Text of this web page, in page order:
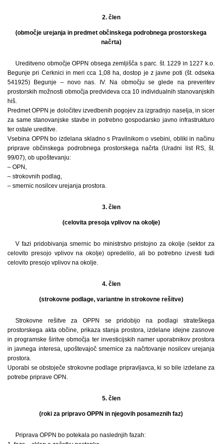
2. člen
(območje urejanja in predmet občinskega podrobnega prostorskega
načrta)
Ureditveno območje OPPN obsega zemljišča s parc. št. 1229 in 1227 k.o.
Begunje pri Cerknici in meri cca 1,08 ha, dostop je z javne poti (št. odseka
541925) Begunje – novo nas. IV. Na območju se glede na preveritev
prostorskih možnosti območja predvideva cca 10 individualnih stanovanjskih
hiš.
Predmet OPPN je določitev izvedbenih pogojev za izgradnjo naselja, in sicer
za same stanovanjske stavbe in potrebno gospodarsko javno infrastrukturo
ter ostale ureditve.
Vsebina OPPN bo izdelana skladno s Pravilnikom o vsebini, obliki in načinu
priprave občinskega podrobnega prostorskega načrta (Uradni list RS, št.
99/07), ob upoštevanju:
– OPN,
– strokovnih podlag,
– smernic nosilcev urejanja prostora.
3. člen
(celovita presoja vplivov na okolje)
V fazi pridobivanja smernic bo ministrstvo pristojno za okolje (sektor za
celovito presojo vplivov na okolje) opredelilo, ali bo potrebno izvesti tudi
celovito presojo vplivov na okolje.
4. člen
(strokovne podlage, variantne in strokovne rešitve)
Strokovne rešitve za OPPN se pridobijo na podlagi strateškega
prostorskega akta občine, prikaza stanja prostora, izdelane idejne zasnove
in programske širitve območja ter investicijskih namer uporabnikov prostora
in javnega interesa, upoštevajoč smernice za načrtovanje nosilcev urejanja
prostora.
Uporabi se obstoječe strokovne podlage pripravljavca, ki so bile izdelane za
potrebe priprave OPN.
5. člen
(roki za pripravo OPPN in njegovih posameznih faz)
Priprava OPPN bo potekala po naslednjih fazah: